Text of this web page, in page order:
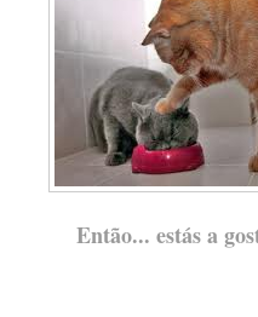
Então... estás a